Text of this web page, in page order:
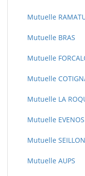
Mutuelle
Mutuelle BRAS
Mutuelle
Mutuelle
Mutuelle LA
Mutuelle EVENOS
Mutuelle
Mutuelle AUPS